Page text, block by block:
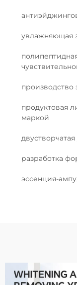
увлажняющая
производство
продуктовая
маркой
разработка
эссенция-